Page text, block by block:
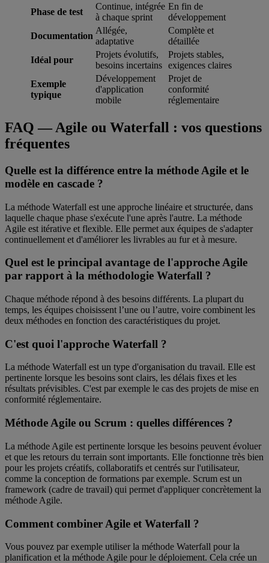
Phase de test
Continue, intégrée
à chaque sprint
En fin de
développement
Documentation
Allégée,
adaptative
Complète et
détaillée
Idéal pour
Projets évolutifs,
besoins incertains
Projets stables,
exigences claires
Exemple
typique
Développement
d'application
mobile
Projet de
conformité
réglementaire
FAQ — Agile ou Waterfall : vos questions
fréquentes
Quelle est la différence entre la méthode Agile et le
modèle en cascade ?
La méthode Waterfall est une approche linéaire et structurée, dans
laquelle chaque phase s'exécute l'une après l'autre. La méthode
Agile est itérative et flexible. Elle permet aux équipes de s'adapter
continuellement et d'améliorer les livrables au fur et à mesure.
Quel est le principal avantage de l'approche Agile
par rapport à la méthodologie Waterfall ?
Chaque méthode répond à des besoins différents. La plupart du
temps, les équipes choisissent l’une ou l’autre, voire combinent les
deux méthodes en fonction des caractéristiques du projet.
C'est quoi l'approche Waterfall ?
La méthode Waterfall est un type d'organisation du travail. Elle est
pertinente lorsque les besoins sont clairs, les délais fixes et les
résultats prévisibles. C'est par exemple le cas des projets de mise en
conformité réglementaire.
Méthode Agile ou Scrum : quelles différences ?
La méthode Agile est pertinente lorsque les besoins peuvent évoluer
et que les retours du terrain sont importants. Elle fonctionne très bien
pour les projets créatifs, collaboratifs et centrés sur l'utilisateur,
comme la conception de formations par exemple. Scrum est un
framework (cadre de travail) qui permet d'appliquer concrètement la
méthode Agile.
Comment combiner Agile et Waterfall ?
Vous pouvez par exemple utiliser la méthode Waterfall pour la
planification et la méthode Agile pour le déploiement. Cela crée un